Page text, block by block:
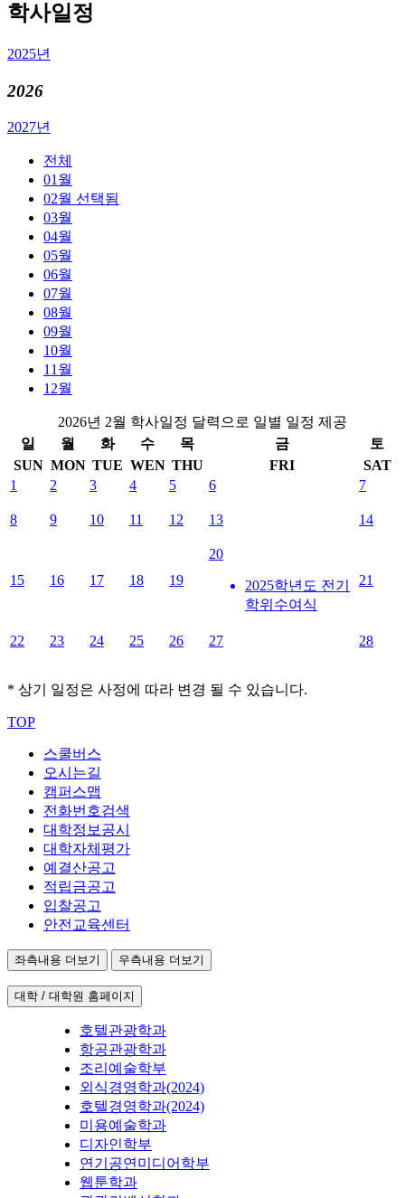
학사일정
2025년
2026
2027년
전체
01월
02월 선택됨
03월
04월
05월
06월
07월
08월
09월
10월
11월
12월
2026년 2월 학사일정 달력으로 일별 일정 제공
일
월 화 수 목 금
토
SUN MON TUE WEN THU FRI
SAT
1
2 3 4 5 6 7
8 9 10 11 12 13 14
15 16 17 18 19
20
2025학년도 전기
학위수여식
21
22 23 24 25 26 27 28
* 상기 일정은 사정에 따라 변경 될 수 있습니다.
TOP
스쿨버스
오시는길
캠퍼스맵
전화번호검색
대학정보공시
대학자체평가
예결산공고
적립금공고
입찰공고
안전교육센터
좌측내용 더보기 우측내용 더보기
대학 / 대학원 홈페이지
호텔관광학과
항공관광학과
조리예술학부
외식경영학과(2024)
호텔경영학과(2024)
미용예술학과
디자인학부
연기공연미디어학부
웹툰학과